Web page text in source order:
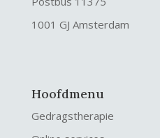
1001 GJ Amsterdam
Hoofdmenu
Gedragstherapie